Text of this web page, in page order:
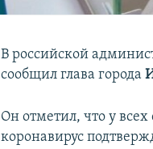
В российской
сообщил глава города
Он отметил, что у
коронавирус